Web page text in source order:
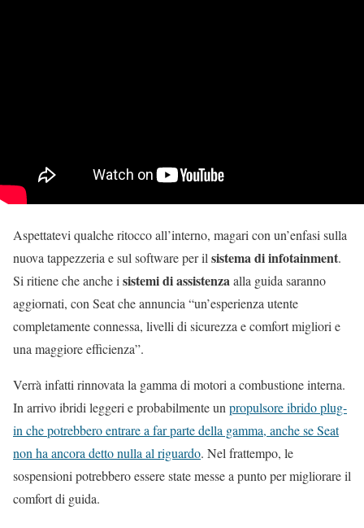
Aspettatevi qualche ritocco all’interno, magari con un’enfasi sulla
nuova tappezzeria e sul software per il sistema di infotainment.
Si ritiene che anche i sistemi di assistenzaalla guida saranno
aggiornati, con Seat che annuncia “un’esperienza utente
completamente connessa, livelli di sicurezza e comfort migliori e
una maggiore efficienza”.
Verrà infatti rinnovata la gamma di motori a combustione interna.
In arrivo ibridi leggeri e probabilmente un propulsore ibrido plug-
in che potrebbero entrare a far parte della gamma, anche se Seat
non ha ancora detto nulla al riguardo. Nel frattempo, le
sospensioni potrebbero essere state messe a punto per migliorare il
comfort di guida.